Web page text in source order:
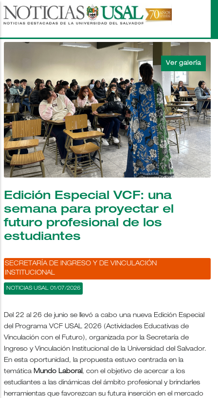
Pasar
al
principal
Edición Especial VCF: una
semana para proyectar el
futuro profesional de los
estudiantes
SECRETARÍA DE INGRESO Y DE VINCULACIÓN
INSTITUCIONAL
NOTICIAS USAL 01/07/2026
Del 22 al 26 de junio se llevó a cabo una nueva Edición Especial
del Programa VCF USAL 2026 (Actividades Educativas de
Vinculación con el Futuro), organizada por la Secretaría de
Ingreso y Vinculación Institucional de la Universidad del Salvador.
En esta oportunidad, la propuesta estuvo centrada en la
temática Mundo Laboral, con el objetivo de acercar a los
estudiantes a las dinámicas del ámbito profesional y brindarles
herramientas que favorezcan su futura inserción en el mercado